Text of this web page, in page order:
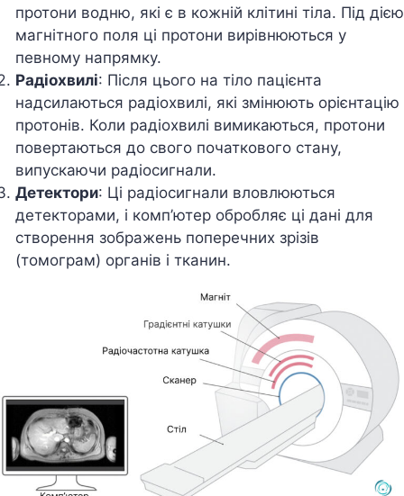
протони водню, які є в кожній клітині тіла. Під дією
магнітного поля ці протони вирівнюються у
певному напрямку.
Радіохвилі: Після цього на тіло пацієнта
надсилаються радіохвилі, які змінюють орієнтацію
протонів. Коли радіохвилі вимикаються, протони
повертаються до свого початкового стану,
випускаючи радіосигнали.
Детектори: Ці радіосигнали вловлюються
детекторами, і комп’ютер обробляє ці дані для
створення зображень поперечних зрізів
(томограм) органів і тканин.